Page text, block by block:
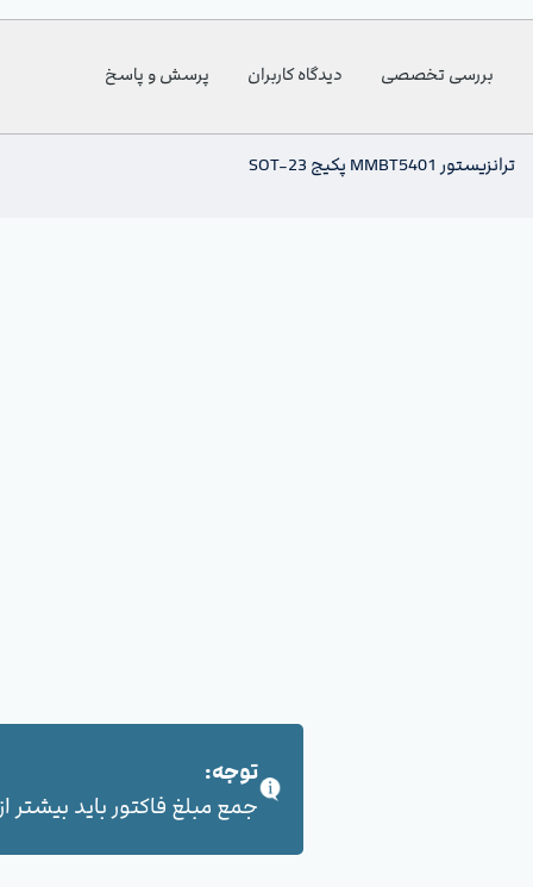
توجه:
جمع مبلغ فاکتور باید بیشتر از 100,000 هزار تومان
بررسی تخصصی دیدگاه کاربران پرسش و پاسخ
ترانزیستور MMBT5401 پکیج SOT-23